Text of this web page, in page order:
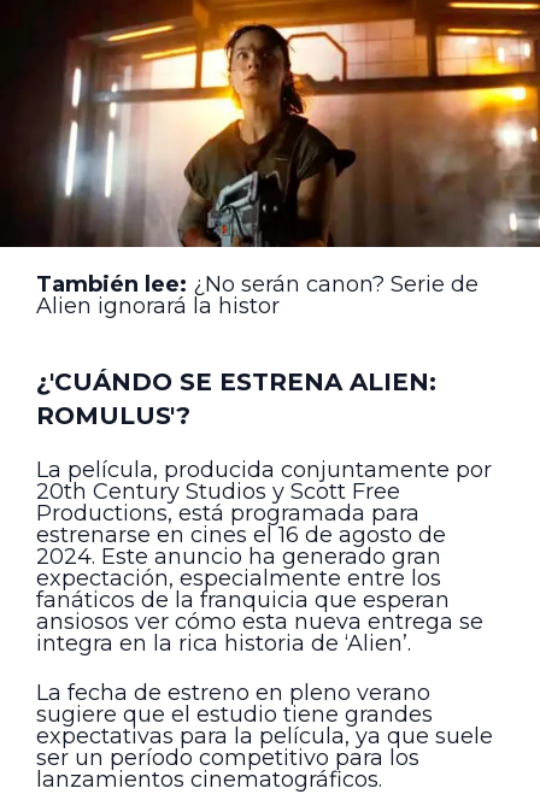
También lee: ¿No serán canon? Serie de
Alien ignorará la histor
¿'CUÁNDO SE ESTRENA ALIEN:
ROMULUS'?
La película, producida conjuntamente por
20th Century Studios y Scott Free
Productions, está programada para
estrenarse en cines el 16 de agosto de
2024. Este anuncio ha generado gran
expectación, especialmente entre los
fanáticos de la franquicia que esperan
ansiosos ver cómo esta nueva entrega se
integra en la rica historia de ‘Alien’.
La fecha de estreno en pleno verano
sugiere que el estudio tiene grandes
expectativas para la película, ya que suele
ser un período competitivo para los
lanzamientos cinematográficos.